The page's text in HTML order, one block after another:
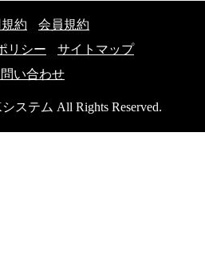
約
会員規約
リシー
サイトマップ
い合わせ
ステム All Rights Reserved.